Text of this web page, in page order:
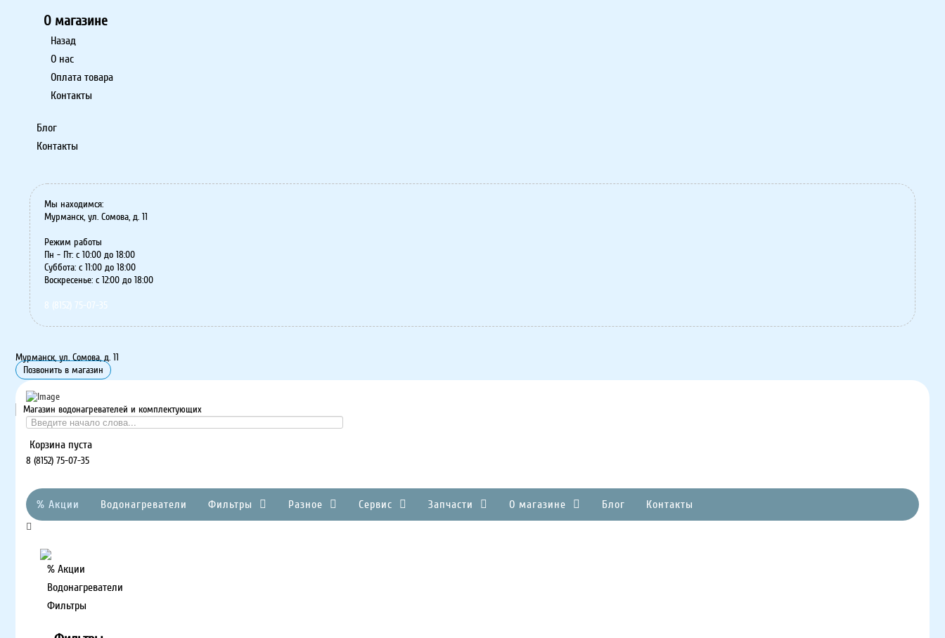
О магазине
Назад
О нас
Оплата товара
Контакты
Блог
Контакты
Мы находимся:
Мурманск, ул. Сомова, д. 11
Режим работы
Пн - Пт: с 10:00 до 18:00
Суббота: с 11:00 до 18:00
Воскресенье: с 12:00 до 18:00
8 (8152) 75-07-35
Мурманск, ул. Сомова, д. 11
Позвонить в магазин
Магазин водонагревателей и комплектующих
Корзина пуста
8 (8152) 75-07-35
% Акции Водонагреватели Фильтры Разное Сервис Запчасти О магазине Блог Контакты
% Акции
Водонагреватели
Фильтры